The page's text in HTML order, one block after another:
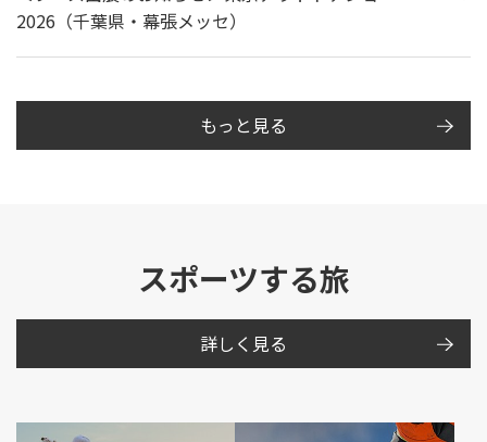
2026（千葉県・幕張メッセ）
もっと見る
スポーツする旅
詳しく見る